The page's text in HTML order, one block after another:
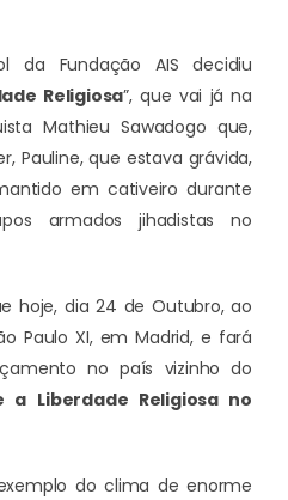
da Fundação AIS decidiu
Religiosa”, que vai já na
Mathieu Sawadogo que,
Pauline, que estava grávida,
em cativeiro durante
armados jihadistas no
hoje, dia 24 de Outubro, ao
Paulo XI, em Madrid, e fará
no país vizinho do
a Liberdade Religiosa no
do clima de enorme